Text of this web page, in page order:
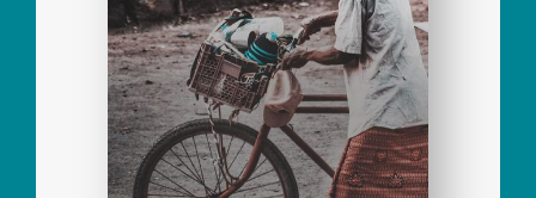
الناشر
تاريخ الإصداراﻷربعاء, 29 سبتمبر/أيلول, 2021
عدد الصفحات141
شارك 


